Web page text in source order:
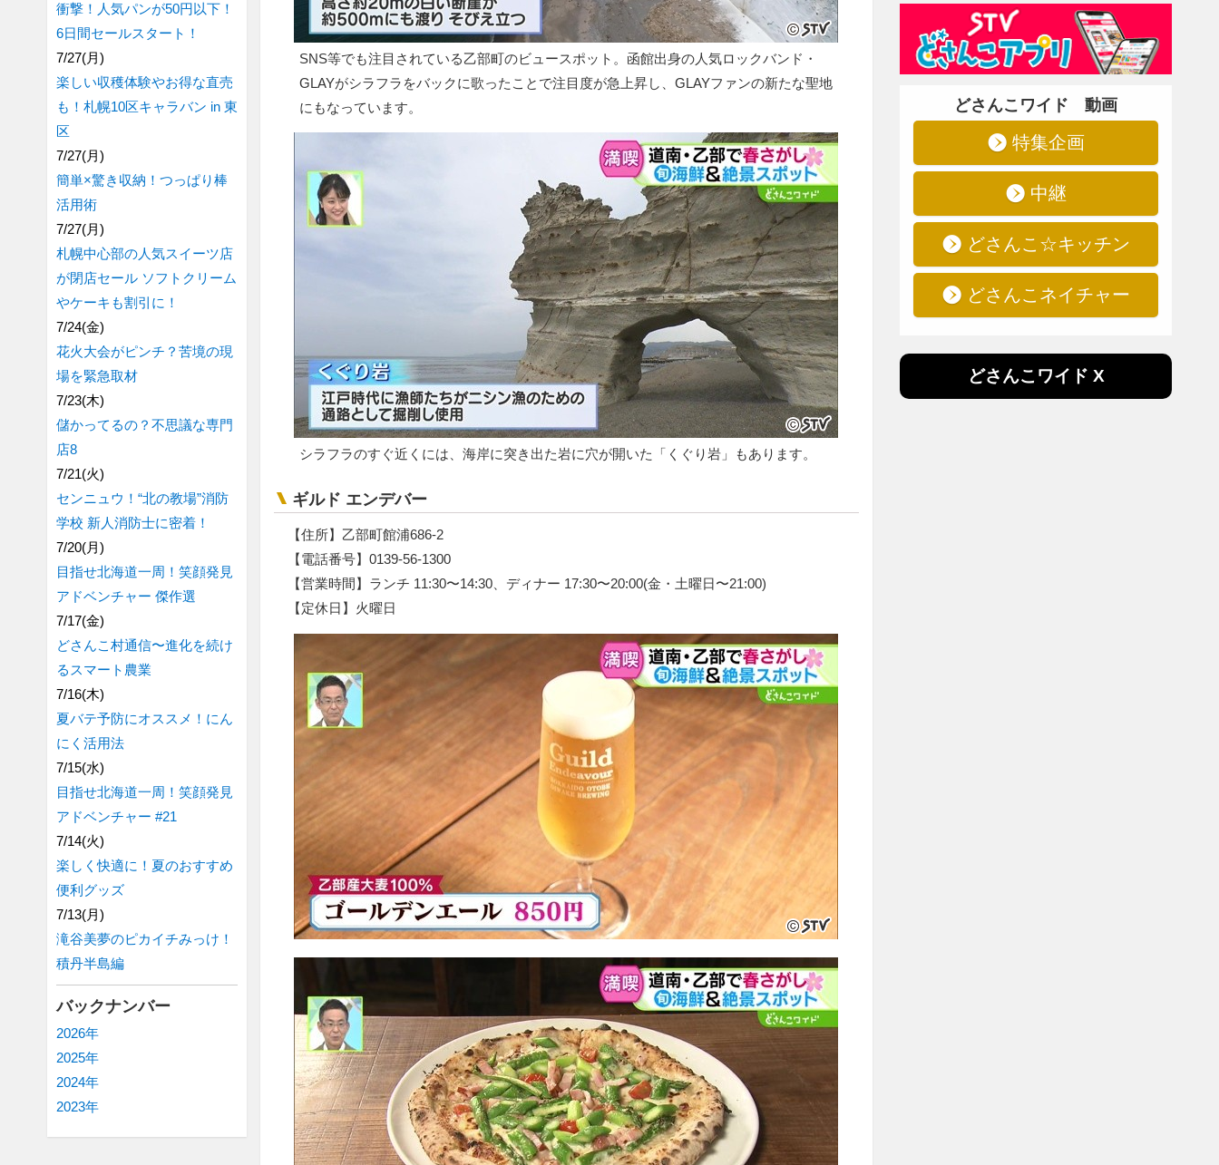
SNS等でも注目されている乙部町のビュースポット。函館出身の人気ロックバンド・
GLAYがシラフラをバックに歌ったことで注目度が急上昇し、GLAYファンの新たな聖地
にもなっています。
シラフラのすぐ近くには、海岸に突き出た岩に穴が開いた「くぐり岩」もあります。
ギルド エンデバー
【住所】乙部町館浦686-2
【電話番号】0139-56-1300
【営業時間】ランチ 11:30〜14:30、ディナー 17:30〜20:00(金・土曜日〜21:00)
【定休日】火曜日
衝撃！人気パンが50円以下！
6日間セールスタート！
7/27(月)
楽しい収穫体験やお得な直売
も！札幌10区キャラバン in 東
区
7/27(月)
簡単×驚き収納！つっぱり棒
活用術
7/27(月)
札幌中心部の人気スイーツ店
が閉店セール ソフトクリーム
やケーキも割引に！
7/24(金)
花火大会がピンチ？苦境の現
場を緊急取材
7/23(木)
儲かってるの？不思議な専門
店8
7/21(火)
センニュウ！“北の教場”消防
学校 新人消防士に密着！
7/20(月)
目指せ北海道一周！笑顔発見
アドベンチャー 傑作選
7/17(金)
どさんこ村通信〜進化を続け
るスマート農業
7/16(木)
夏バテ予防にオススメ！にん
にく活用法
7/15(水)
目指せ北海道一周！笑顔発見
アドベンチャー #21
7/14(火)
楽しく快適に！夏のおすすめ
便利グッズ
7/13(月)
滝谷美夢のピカイチみっけ！
積丹半島編
バックナンバー
2026年
2025年
2024年
2023年
どさんこワイド 動画
特集企画
中継
どさんこ☆キッチン
どさんこネイチャー
どさんこワイド X